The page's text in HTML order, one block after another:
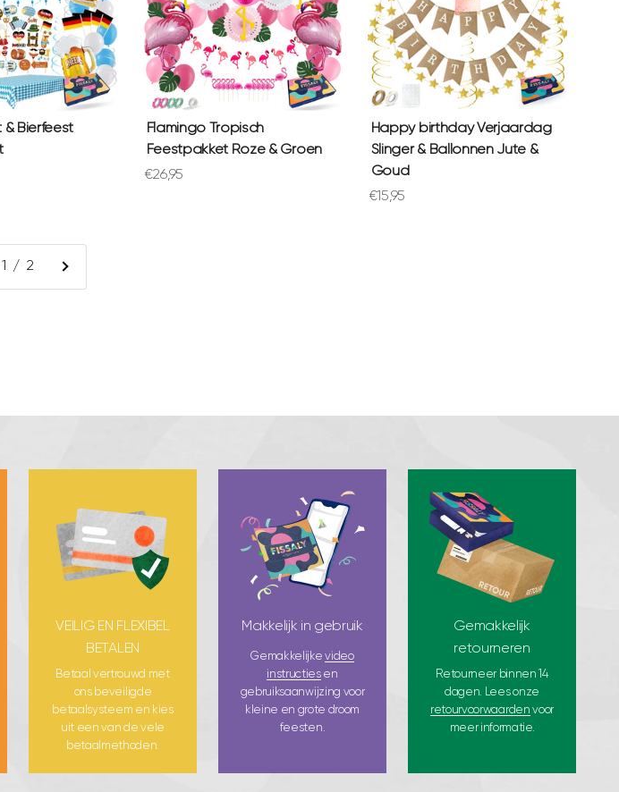
Bierfeest
Flamingo Tropisch
Feestpakket Roze & Groen
Aanbiedingsprijs
€26,95
Happy birthday Verjaardag
Slinger & Ballonnen Jute &
Goud
Aanbiedingsprijs
€15,95
1 / 2
VEILIG EN FLEXIBEL
BETALEN
Betaal vertrouwd met
ons beveiligde
betaalsysteem en kies
uit een van de vele
betaalmethoden.
Makkelijk in gebruik
Gemakkelijkevideo
instructiesen
gebruiksaanwijzing voor
kleine en grote droom
feesten.
Gemakkelijk
retourneren
Retourneer binnen 14
dagen. Lees onze
retourvoorwaarden voor
meer informatie.